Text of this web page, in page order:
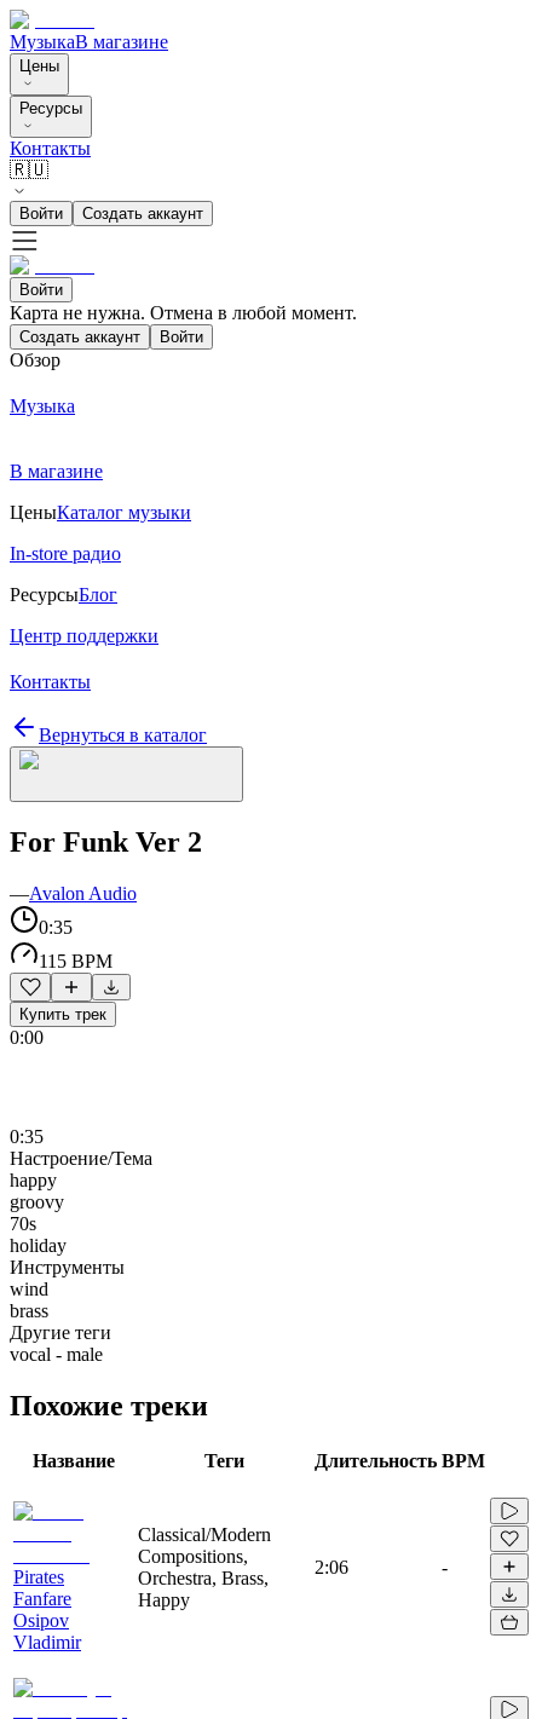
МузыкаВ магазине
Цены
Ресурсы
Контакты
🇷🇺
Войти Создать аккаунт
Войти
Карта не нужна. Отмена в любой момент.
Создать аккаунт Войти
Обзор
Музыка
В магазине
ЦеныКаталог музыки
In-store радио
РесурсыБлог
Центр поддержки
Контакты
Вернуться в каталог
For Funk Ver 2
—Avalon Audio
0:35
115 BPM
Купить трек
0:00
0:35
Настроение/Тема
happy
groovy
70s
holiday
Инструменты
wind
brass
Другие теги
vocal - male
Похожие треки
Название Теги Длительность BPM
Pirates
Fanfare
Osipov
Vladimir
Classical/Modern
Compositions,
Orchestra, Brass,
Happy
2:06 -